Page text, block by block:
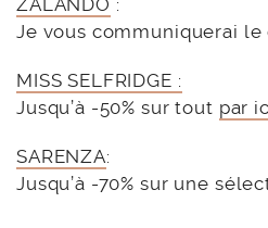
ZALANDO :
Je vous communiquerai
MISS SELFRIDGE :
Jusqu’à -50% sur tout par
SARENZA:
Jusqu’à -70% sur une